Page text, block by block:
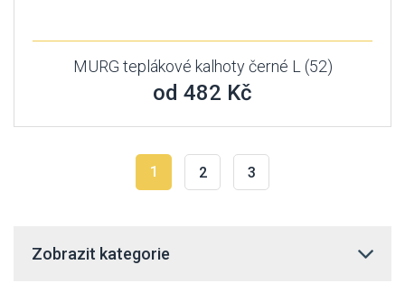
MURG teplákové kalhoty černé L (52)
od 482 Kč
1 2 3
Zobrazit kategorie